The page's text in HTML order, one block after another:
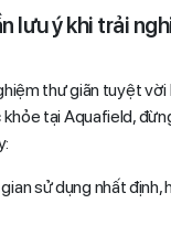
lưu ý khi trải
thư giãn tuyệt vời
tại Aquafield,
sử dụng nhất định,